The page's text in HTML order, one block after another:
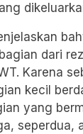
dari
Karena
kecil
yang
seperdua,